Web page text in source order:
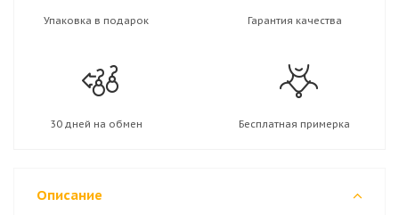
Упаковка в подарок Гарантия качества
30 дней на обмен Бесплатная примерка
Описание